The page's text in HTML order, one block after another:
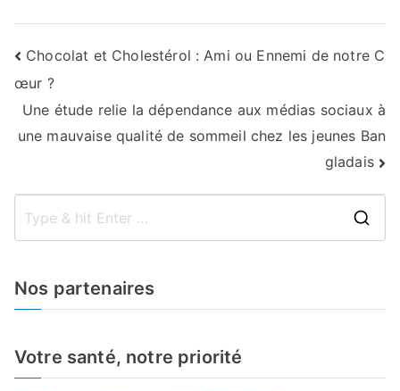
Navigation
de
l’article
Chocolat et Cholestérol : Ami ou Ennemi de notre C
œur ?
Une étude relie la dépendance aux médias sociaux à
une mauvaise qualité de sommeil chez les jeunes Ban
gladais
f
Nos partenaires
Votre santé, notre priorité